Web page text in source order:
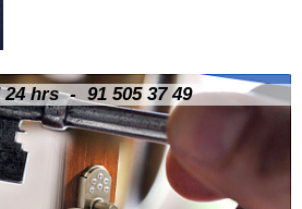
hrs - 91 505 37 49